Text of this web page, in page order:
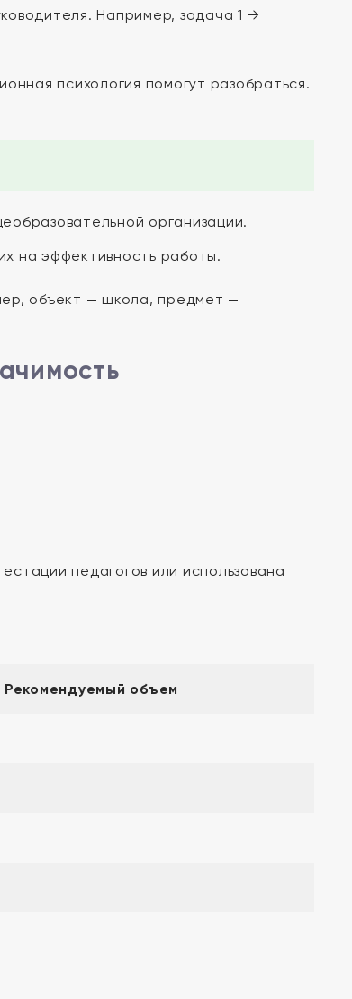
Например, задача 1 →
психология помогут разобраться.
организации.
на эффективность работы.
объект — школа, предмет —
педагогов или использована
Рекомендуемый объем